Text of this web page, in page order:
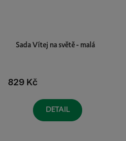
Sada Vítej na světě - malá
829 Kč
DETAIL